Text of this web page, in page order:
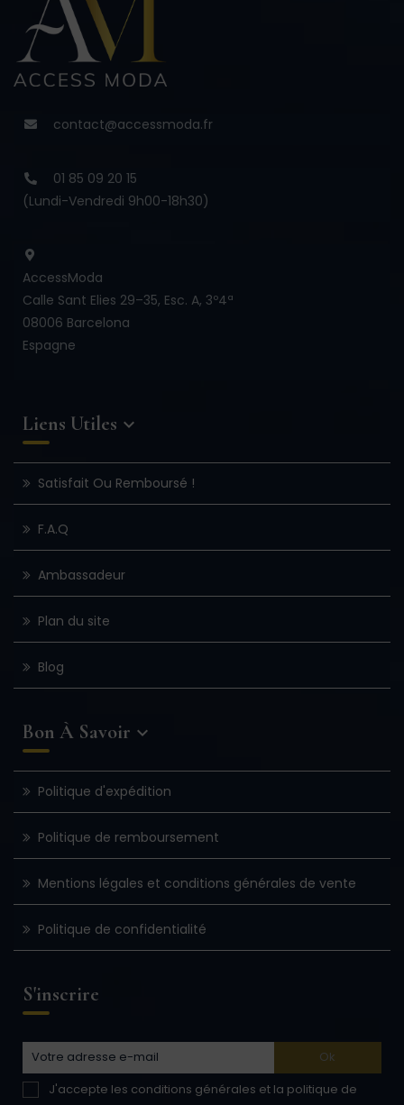
contact@accessmoda.fr
01 85 09 20 15
(Lundi-Vendredi 9h00-18h30)
AccessModa
Calle Sant Elies 29–35, Esc. A, 3º4ª
08006 Barcelona
Espagne
Liens Utiles 
Satisfait Ou Remboursé !
F.A.Q
Ambassadeur
Plan du site
Blog
Bon À Savoir 
Politique d'expédition
Politique de remboursement
Mentions légales et conditions générales de vente
Politique de confidentialité
S'inscrire
J'accepte les conditions générales et la politique de